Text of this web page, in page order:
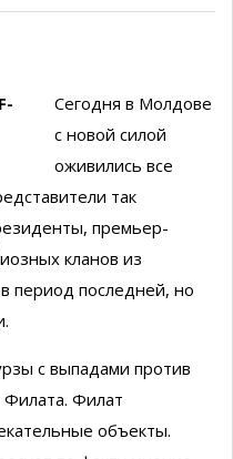
Сегодня в Молдове
с новой силой
оживились все
так
премьер-
кланов из
последней, но
с выпадами против
Филата. Филат
объекты.